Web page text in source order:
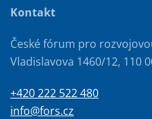
Kontakt
České fórum pro
Vladislavova 1460/12, 110
+420 222 522 480
info@fors.cz